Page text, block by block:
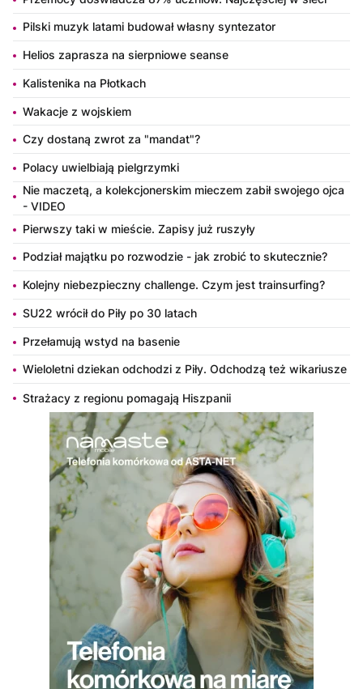
Pilski muzyk latami budował własny syntezator
Helios zaprasza na sierpniowe seanse
Kalistenika na Płotkach
Wakacje z wojskiem
Czy dostaną zwrot za "mandat"?
Polacy uwielbiają pielgrzymki
Nie maczetą, a kolekcjonerskim mieczem zabił swojego ojca
- VIDEO
Pierwszy taki w mieście. Zapisy już ruszyły
Podział majątku po rozwodzie - jak zrobić to skutecznie?
Kolejny niebezpieczny challenge. Czym jest trainsurfing?
SU22 wrócił do Piły po 30 latach
Przełamują wstyd na basenie
Wieloletni dziekan odchodzi z Piły. Odchodzą też wikariusze
Strażacy z regionu pomagają Hiszpanii